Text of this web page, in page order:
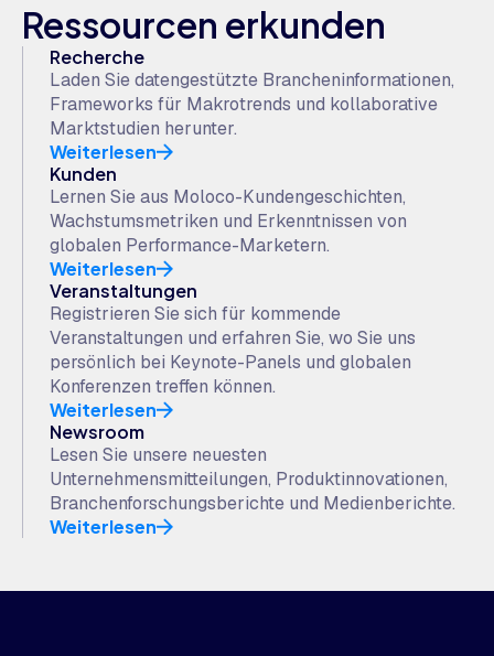
Ressourcen erkunden
Recherche
Laden Sie datengestützte Brancheninformationen,
Frameworks für Makrotrends und kollaborative
Marktstudien herunter.
Weiterlesen
Kunden
Lernen Sie aus Moloco-Kundengeschichten,
Wachstumsmetriken und Erkenntnissen von
globalen Performance-Marketern.
Weiterlesen
Veranstaltungen
Registrieren Sie sich für kommende
Veranstaltungen und erfahren Sie, wo Sie uns
persönlich bei Keynote-Panels und globalen
Konferenzen treffen können.
Weiterlesen
Newsroom
Lesen Sie unsere neuesten
Unternehmensmitteilungen, Produktinnovationen,
Branchenforschungsberichte und Medienberichte.
Weiterlesen